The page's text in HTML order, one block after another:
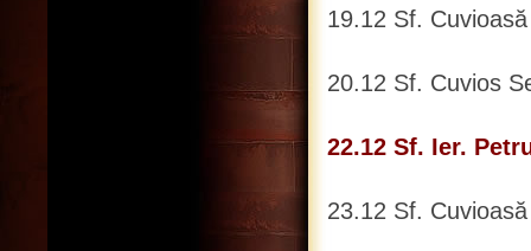
19.12 Sf.
20.12 Sf. Cuvios
22.12 Sf. Ier.
23.12 Sf.